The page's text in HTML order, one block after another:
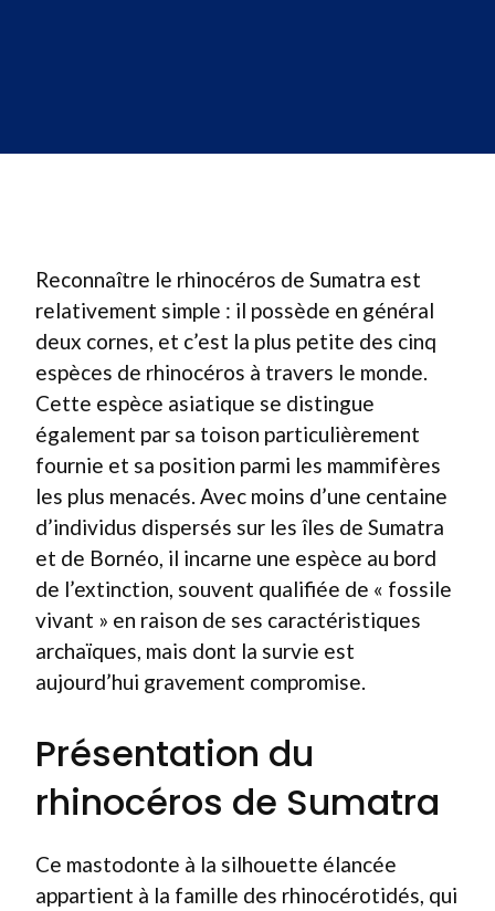
Reconnaître le rhinocéros de Sumatra est
relativement simple : il possède en général
deux cornes, et c’est la plus petite des cinq
espèces de rhinocéros à travers le monde.
Cette espèce asiatique se distingue
également par sa toison particulièrement
fournie et sa position parmi les mammifères
les plus menacés. Avec moins d’une centaine
d’individus dispersés sur les îles de Sumatra
et de Bornéo, il incarne une espèce au bord
de l’extinction, souvent qualifiée de « fossile
vivant » en raison de ses caractéristiques
archaïques, mais dont la survie est
aujourd’hui gravement compromise.
Présentation du
rhinocéros de Sumatra
Ce mastodonte à la silhouette élancée
appartient à la famille des rhinocérotidés, qui